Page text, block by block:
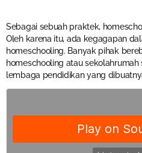
Sebagai sebuah praktek,
Oleh karena itu, ada kegagapan
homeschooling. Banyak pihak
homeschooling atau
lembaga pendidikan yang